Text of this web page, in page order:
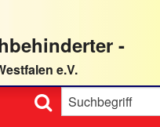
-
e.V.
Suche